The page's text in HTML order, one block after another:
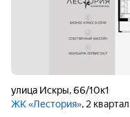
улица Искры,66/10к1
ЖК «Лестория», 2